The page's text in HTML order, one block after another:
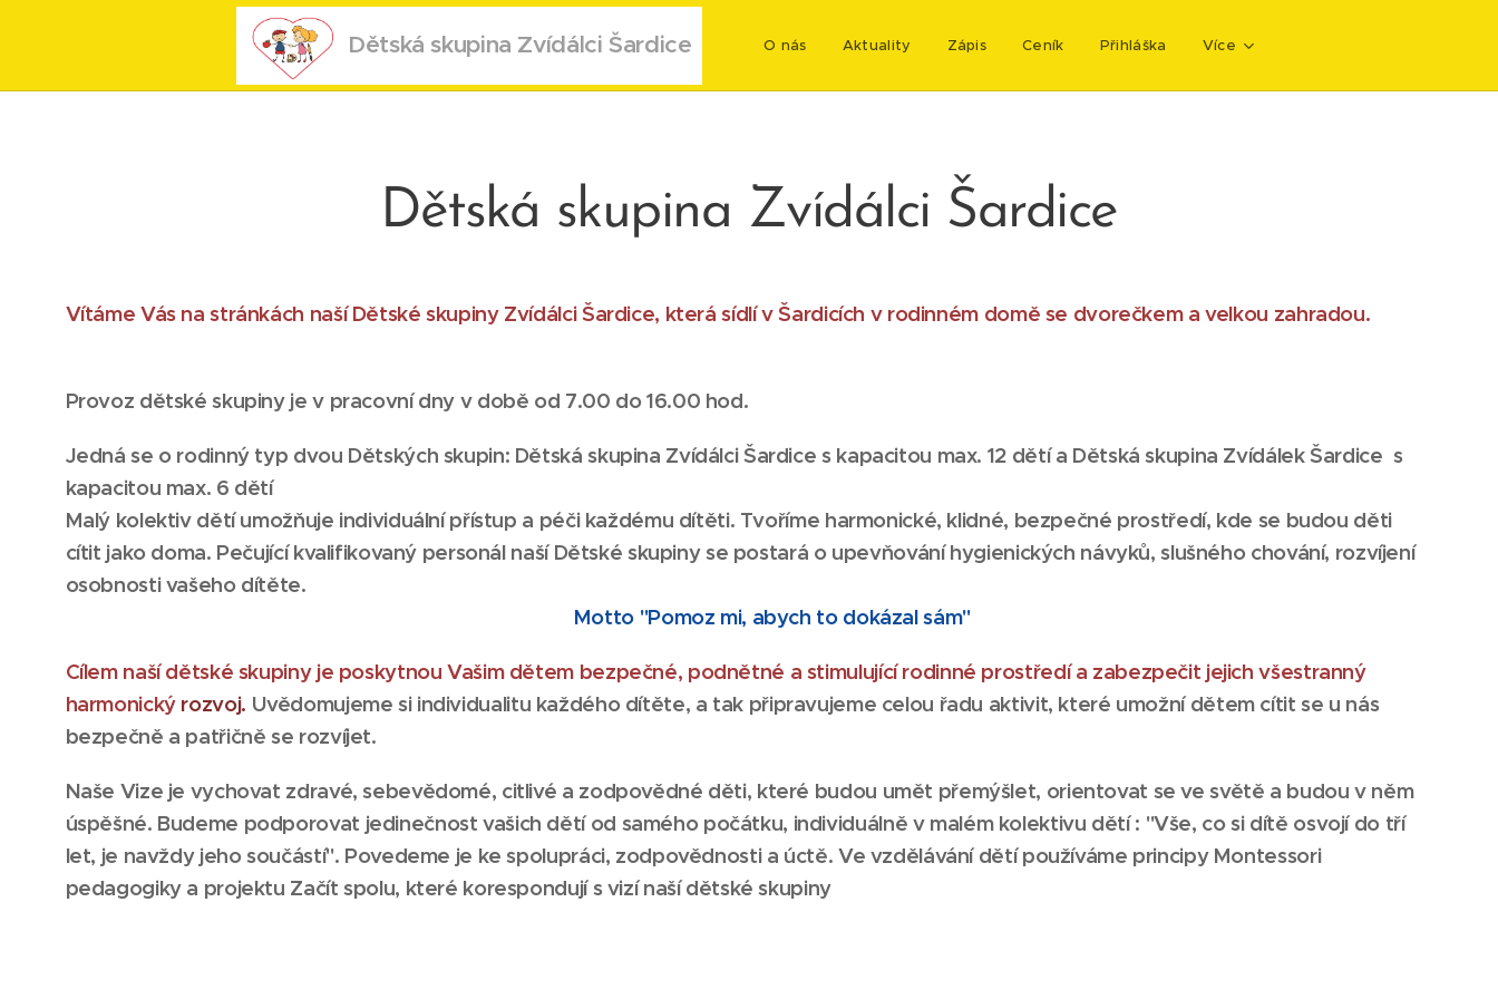
Dětská skupina Zvídálci Šardice O nás Aktuality Zápis Ceník Přihláška Více
Dětská skupina Zvídálci Šardice
Vítáme Vás na stránkách naší Dětské skupiny Zvídálci Šardice, která sídlí v Šardicích v rodinném domě se dvorečkem a velkou zahradou.
Provoz dětské skupiny je v pracovní dny v době od 7.00 do 16.00 hod.
Jedná se o rodinný typ dvou Dětských skupin: Dětská skupina Zvídálci Šardice s kapacitou max. 12 dětí a Dětská skupina Zvídálek Šardice s
kapacitou max. 6 dětí
Malý kolektiv dětí umožňuje individuální přístup a péči každému dítěti. Tvoříme harmonické, klidné, bezpečné prostředí, kde se budou děti
cítit jako doma. Pečující kvalifikovaný personál naší Dětské skupiny se postará o upevňování hygienických návyků, slušného chování, rozvíjení
osobnosti vašeho dítěte.
Motto "Pomoz mi, abych to dokázal sám"
Cílem naší dětské skupiny je poskytnou Vašim dětem bezpečné, podnětné a stimulující rodinné prostředí a zabezpečit jejich všestranný
harmonický rozvoj. Uvědomujeme si individualitu každého dítěte, a tak připravujeme celou řadu aktivit, které umožní dětem cítit se u nás
bezpečně a patřičně se rozvíjet.
Naše Vize je vychovat zdravé, sebevědomé, citlivé a zodpovědné děti, které budou umět přemýšlet, orientovat se ve světě a budou v něm
úspěšné. Budeme podporovat jedinečnost vašich dětí od samého počátku, individuálně v malém kolektivu dětí : "Vše, co si dítě osvojí do tří
let, je navždy jeho součástí". Povedeme je ke spolupráci, zodpovědnosti a úctě. Ve vzdělávání dětí používáme principy Montessori
pedagogiky a projektu Začít spolu, které korespondují s vizí naší dětské skupiny